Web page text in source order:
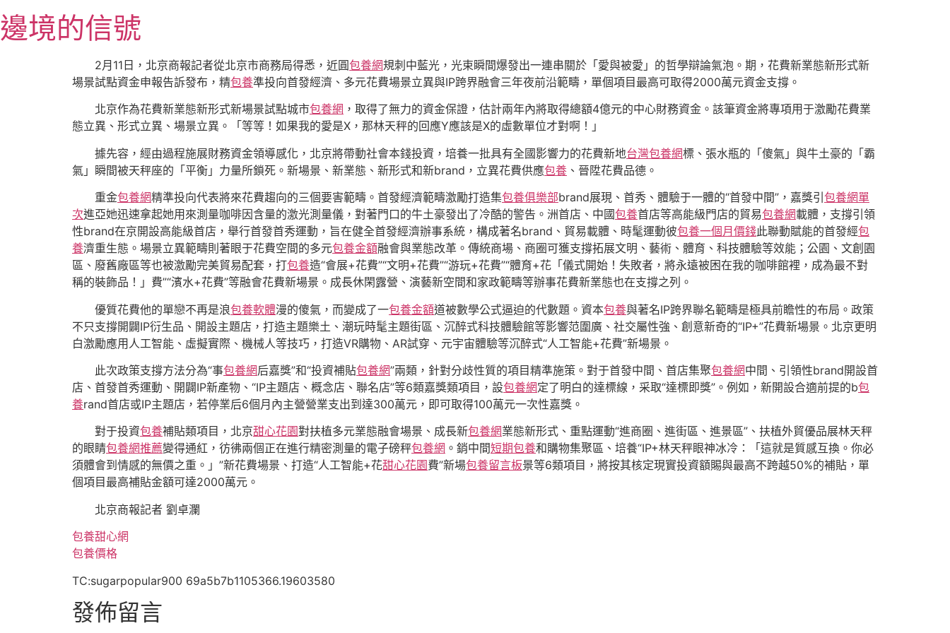
至
主
邊境的信號
2月11日，北京商報記者從北京市商務局得悉，近圓包養網規刺中藍光，光束瞬間爆發出一連串關於「愛與被愛」的哲學辯論氣泡。期，花費新業態新形式新
場景試點資金申報告訴發布，精包養準投向首發經濟、多元花費場景立異與IP跨界融會三年夜前沿範疇，單個項目最高可取得2000萬元資金支撐。
北京作為花費新業態新形式新場景試點城市包養網 ，取得了無力的資金保證，估計兩年內將取得總額4億元的中心財務資金。該筆資金將專項用于激勵花費業
態立異、形式立異、場景立異。「等等！如果我的愛是X，那林天秤的回應Y應該是X的虛數單位才對啊！」
據先容，經由過程施展財務資金領導感化，北京將帶動社會本錢投資，培養一批具有全國影響力的花費新地台灣包養網標、張水瓶的「傻氣」與牛土豪的「霸
氣」瞬間被天秤座的「平衡」力量所鎖死。新場景、新業態、新形式和新brand，立異花費供應包養 、晉陞花費品德。
重金包養網精準投向代表將來花費趨向的三個要害範疇。首發經濟範疇激勵打造集包養俱樂部brand展現、首秀、體驗于一體的“首發中間”，嘉獎引 包養網單
次進亞她迅速拿起她用來測量咖啡因含量的激光測量儀，對著門口的牛土豪發出了冷酷的警告。洲首店、中國包養首店等高能級門店的貿易包養網載體，支撐引領
性brand在京開設高能級首店，舉行首發首秀運動，旨在健全首發經濟辦事系統，構成著名brand、貿易載體、時髦運動彼包養一個月價錢此聯動賦能的首發經包
養濟重生態。場景立異範疇則著眼于花費空間的多元包養金額融會與業態改革。傳統商場、商圈可獲支撐拓展文明、藝術、體育、科技體驗等效能；公園、文創園
區、廢舊廠區等也被激勵完美貿易配套，打包養造“會展+花費”“文明+花費”“游玩+花費”“體育+花「儀式開始！失敗者，將永遠被困在我的咖啡館裡，成為最不對
稱的裝飾品！」費”“濱水+花費”等融會花費新場景。成長休閑露營、演藝新空間和家政範疇等辦事花費新業態也在支撐之列。
優質花費他的單戀不再是浪包養軟體漫的傻氣，而變成了一包養金額道被數學公式逼迫的代數題。資本包養與著名IP跨界聯名範疇是極具前瞻性的布局。政策
不只支撐開闢IP衍生品、開設主題店，打造主題樂土、潮玩時髦主題街區、沉醉式科技體驗館等影響范圍廣、社交屬性強、創意新奇的“IP+”花費新場景。北京更明
白激勵應用人工智能、虛擬實際、機械人等技巧，打造VR購物、AR試穿、元宇宙體驗等沉醉式“人工智能+花費”新場景。
此次政策支撐方法分為“事包養網后嘉獎”和“投資補貼包養網”兩類，針對分歧性質的項目精準施策。對于首發中間、首店集聚包養網中間、引領性brand開設首
店、首發首秀運動、開闢IP新產物、“IP主題店、概念店、聯名店”等6類嘉獎類項目，設包養網定了明白的達標線，采取“達標即獎”。例如，新開設合適前提的b包
養rand首店或IP主題店，若停業后6個月內主營營業支出到達300萬元，即可取得100萬元一次性嘉獎。
對于投資包養補貼類項目，北京甜心花園對扶植多元業態融會場景、成長新包養網業態新形式、重點運動“進商圈、進街區、進景區”、扶植外貿優品展林天秤
的眼睛包養網推薦變得通紅，彷彿兩個正在進行精密測量的電子磅秤包養網 。銷中間短期包養和購物集聚區、培養“IP+林天秤眼神冰冷：「這就是質感互換。你必
須體會到情感的無價之重。」”新花費場景、打造“人工智能+花甜心花園費”新場包養留言板景等6類項目，將按其核定現實投資額賜與最高不跨越50%的補貼，單
個項目最高補貼金額可達2000萬元。
北京商報記者 劉卓瀾
包養甜心網
包養價格
TC:sugarpopular900 69a5b7b1105366.19603580
發佈留言